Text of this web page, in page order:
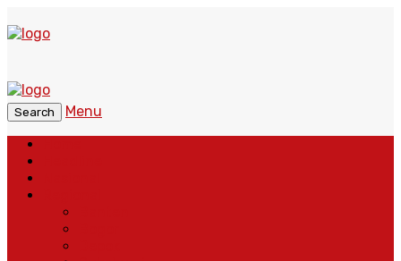
Search
Menu